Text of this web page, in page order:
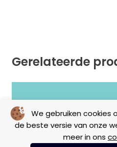
We gebruiken cookies
de beste versie van onze
meer in ons
Gerelateerde